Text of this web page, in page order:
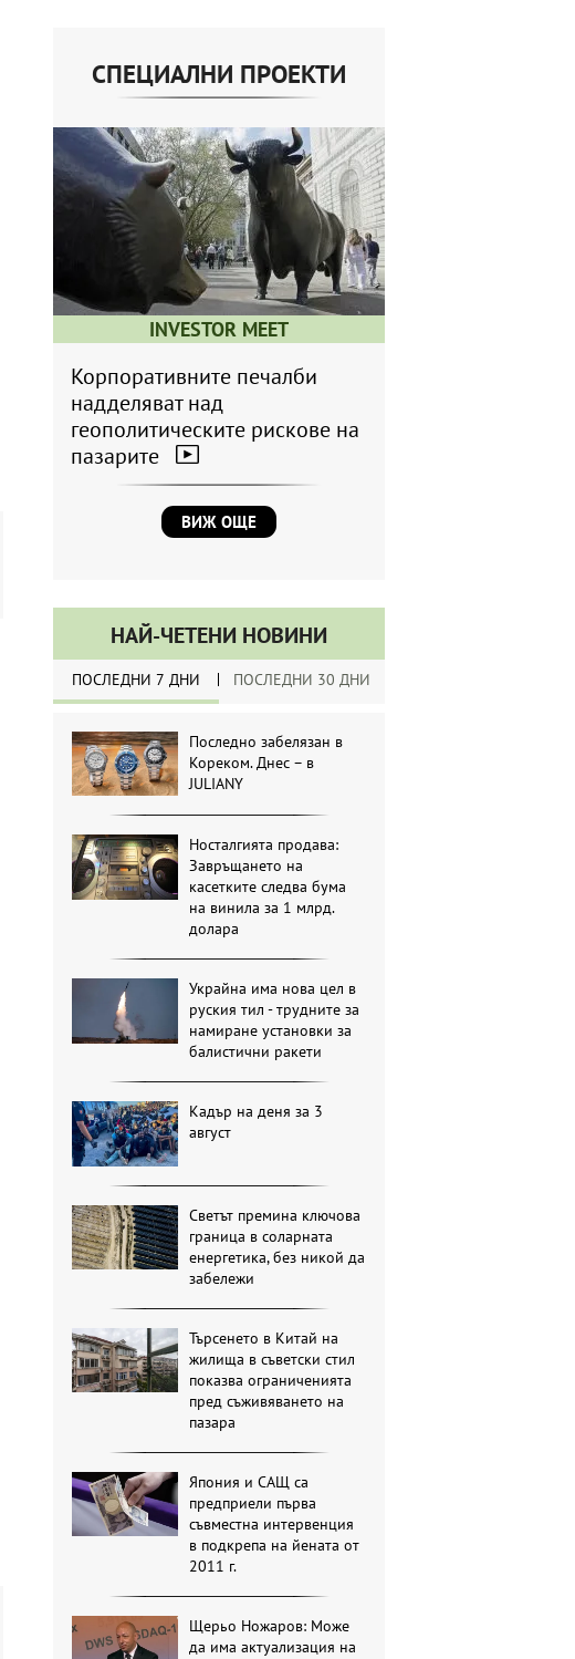
СПЕЦИАЛНИ ПРОЕКТИ
INVESTOR MEET
Корпоративните печалби
надделяват над
геополитическите рискове на
пазарите
ВИЖ ОЩЕ
НАЙ-ЧЕТЕНИ НОВИНИ
ПОСЛЕДНИ 7 ДНИ ПОСЛЕДНИ 30 ДНИ
Последно забелязан в
Кореком. Днес – в
JULIANY
Носталгията продава:
Завръщането на
касетките следва бума
на винила за 1 млрд.
долара
Украйна има нова цел в
руския тил - трудните за
намиране установки за
балистични ракети
Кадър на деня за 3
август
Светът премина ключова
граница в соларната
енергетика, без никой да
забележи
Търсенето в Китай на
жилища в съветски стил
показва ограниченията
пред съживяването на
пазара
Япония и САЩ са
предприели първа
съвместна интервенция
в подкрепа на йената от
2011 г.
Щерьо Ножаров: Може
да има актуализация на